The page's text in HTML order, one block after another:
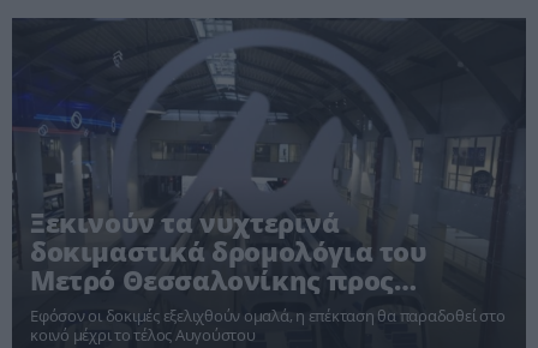
Ξεκινούν τα νυχτερινά
δοκιμαστικά δρομολόγια του
Μετρό Θεσσαλονίκης προς
Καλαμαριά
Εφόσον οι δοκιμές εξελιχθούν ομαλά, η επέκταση θα παραδοθεί στο
κοινό μέχρι το τέλος Αυγούστου